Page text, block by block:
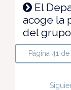
El
acoge la
del grupo
Página 41